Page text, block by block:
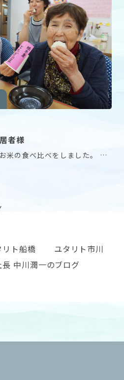
者様
米の食べ比べをしました。 私
リト船橋
ユタリト市川
長 中川潤一のブログ